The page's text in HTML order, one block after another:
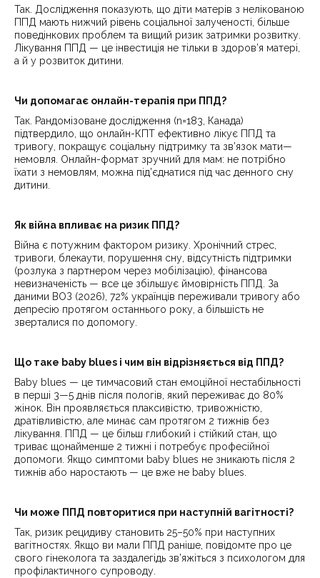
Так. Дослідження показують, що діти матерів з нелікованою
ППД мають нижчий рівень соціальної залученості, більше
поведінкових проблем та вищий ризик затримки розвитку.
Лікування ППД — це інвестиція не тільки в здоров’я матері,
а й у розвиток дитини.
Чи допомагає онлайн-терапія при ППД?
Так. Рандомізоване дослідження (n=183, Канада)
підтвердило, що онлайн-КПТ ефективно лікує ППД та
тривогу, покращує соціальну підтримку та зв’язок мати—
немовля. Онлайн-формат зручний для мам: не потрібно
їхати з немовлям, можна під’єднатися під час денного сну
дитини.
Як війна впливає на ризик ППД?
Війна є потужним фактором ризику. Хронічний стрес,
тривоги, блекаути, порушення сну, відсутність підтримки
(розлука з партнером через мобілізацію), фінансова
невизначеність — все це збільшує ймовірність ППД. За
даними ВОЗ (2026), 72% українців переживали тривогу або
депресію протягом останнього року, а більшість не
зверталися по допомогу.
Що таке baby blues і чим він відрізняється від ППД?
Baby blues — це тимчасовий стан емоційної нестабільності
в перші 3—5 днів після пологів, який переживає до 80%
жінок. Він проявляється плаксивістю, тривожністю,
дратівливістю, але минає сам протягом 2 тижнів без
лікування. ППД — це більш глибокий і стійкий стан, що
триває щонайменше 2 тижні і потребує професійної
допомоги. Якщо симптоми baby blues не зникають після 2
тижнів або наростають — це вже не baby blues.
Чи може ППД повторитися при наступній вагітності?
Так, ризик рецидиву становить 25–50% при наступних
вагітностях. Якщо ви мали ППД раніше, повідомте про це
свого гінеколога та заздалегідь зв’яжіться з психологом для
профілактичного супроводу.